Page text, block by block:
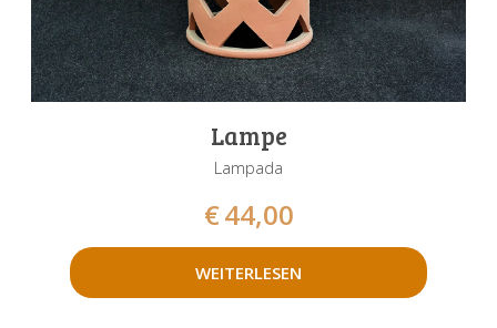
Lampe
Lampada
€44,00
WEITERLESEN